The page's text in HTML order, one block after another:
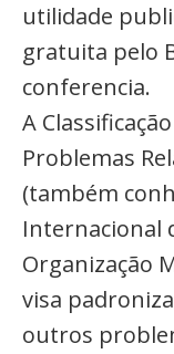
utilidade
gratuita pelo
conferencia.
A
Problemas
(também
Internacional
Organização
visa
outros